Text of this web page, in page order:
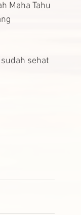
Maha Tahu
sehat